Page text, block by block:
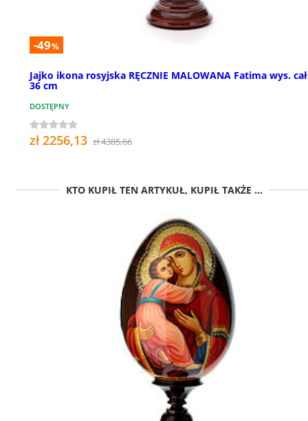
-49%
Jajko ikona rosyjska RĘCZNIE MALOWANA Fatima wys.
36 cm
DOSTĘPNY
zł 2256,13 zł 4385,66
KTO KUPIŁ TEN ARTYKUŁ, KUPIŁ TAKŻE ...